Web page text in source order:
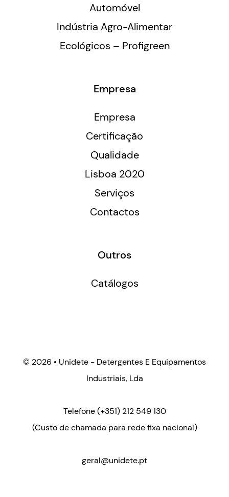
Automóvel
Indústria Agro-Alimentar
Ecológicos – Profigreen
Empresa
Empresa
Certificação
Qualidade
Lisboa 2020
Serviços
Contactos
Outros
Catálogos
© 2026 • Unidete - Detergentes E Equipamentos
Industriais, Lda
Telefone(+351) 212 549 130
(Custo de chamada para rede fixa nacional)
geral@unidete.pt